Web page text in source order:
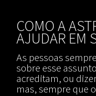
COMO A
AJUDAR EM
As pessoas
sobre esse
acreditam, ou
mas, sempre que